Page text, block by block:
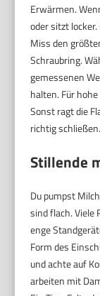
Erwärmen.
oder sitzt
Miss den
Schraubring.
gemessenen
halten. Für
Sonst ragt die
richtig schließen.
Stillende
Du pumpst
sind flach. Viele
enge
Form des
und achte auf
arbeiten mit